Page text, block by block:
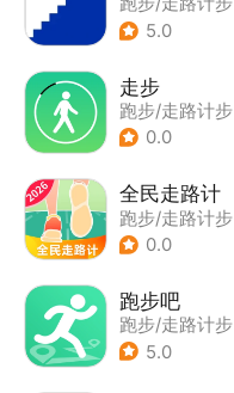
5.0
走步
跑步/走路计步
0.0
全民走路计
跑步/走路计步
0.0
跑步吧
跑步/走路计步
5.0